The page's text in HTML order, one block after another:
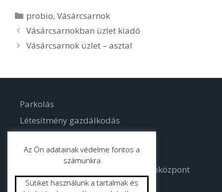
Kategória
probio,Vásárcsarnok
Vásárcsarnokban üzlet kiadó
Vásárcsarnok üzlet – asztal
Parkolás
Létesítmény gazdálkodás
Bodorka Balatoni Vízvilág Látogatóközpont
Strandok
Az Ön adatainak védelme fontos a
számunkra
Sütiket használunk a tartalmak és